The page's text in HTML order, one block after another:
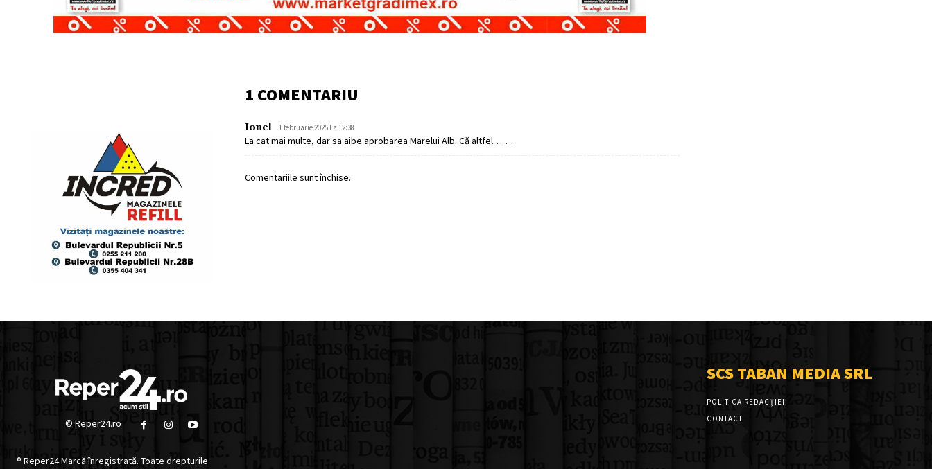
1 COMENTARIU
Ionel 1 februarie 2025 La 12:38
La cat mai multe, dar sa aibe aprobarea Marelui Alb. Că altfel…….
Comentariile sunt închise.
© Reper24.ro
® Reper24 Marcă înregistrată. Toate drepturile
SCS TABAN MEDIA SRL
POLITICA REDACȚIEI
CONTACT